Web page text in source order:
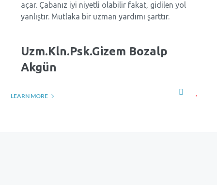
açar. Çabanız iyi niyetli olabilir fakat, gidilen yol
yanlıştır. Mutlaka bir uzman yardımı şarttır.
Uzm.Kln.Psk.Gizem Bozalp
Akgün
LEARN MORE